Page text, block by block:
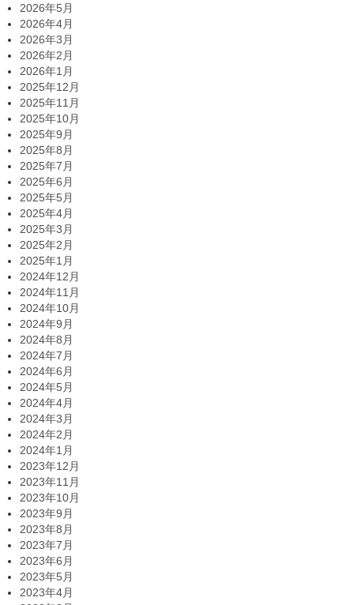
2026年5月
2026年4月
2026年3月
2026年2月
2026年1月
2025年12月
2025年11月
2025年10月
2025年9月
2025年8月
2025年7月
2025年6月
2025年5月
2025年4月
2025年3月
2025年2月
2025年1月
2024年12月
2024年11月
2024年10月
2024年9月
2024年8月
2024年7月
2024年6月
2024年5月
2024年4月
2024年3月
2024年2月
2024年1月
2023年12月
2023年11月
2023年10月
2023年9月
2023年8月
2023年7月
2023年6月
2023年5月
2023年4月